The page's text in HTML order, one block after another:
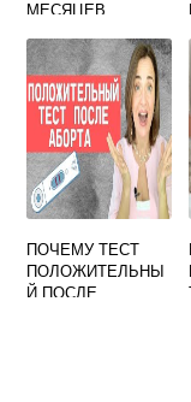
МЕСЯЦЕВ
ПОЧЕМУ ТЕСТ
ПОЛОЖИТЕЛЬНЫ
Й ПОСЛЕ